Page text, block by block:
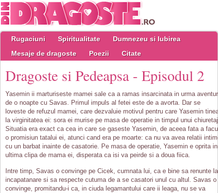
Rugaciuni Spiritualitate
Dumnezeu si Iubirea
Mesaje de dragoste
Poezii Citate
Dragoste si Pedeapsa - Episodul 2
Yasemin ii marturiseste mamei sale ca a ramas insarcinata in urma
de o noapte cu Savas. Primul impuls al fetei este de a avorta. Dar se
loveste de refuzul mamei, care dezvaluie motivul pentru care Yasemin
la virginitatea ei: sora ei murise pe masa de operatie in timpul unui
Situatia era exact ca cea in care se gaseste Yasemin, de aceea fata a
o promisiun tatalui ei, atunci cand era pe moarte: ca nu va avea relatii
cu un barbat inainte de casatorie. Pe masa de operatie, Yasemin e oprita in
ultima clipa de mama ei, disperata ca isi va peirde si a doua fiica.
Intre timp, Savas o convinge pe Cicek, cumnata lui, ca e bine sa renunte la
incapatanare si sa respecte cutuma de a se casatori unul cu altul. Savas o
convinge, promitandu-i ca, in ciuda legamantului care ii leaga, nu se va